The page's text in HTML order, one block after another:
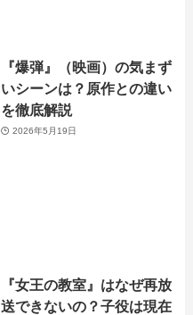
『爆弾』（映画）の気まず
いシーンは？原作との違い
を徹底解説
2026年5月19日
『女王の教室』はなぜ再放
送できないの？子役は現在